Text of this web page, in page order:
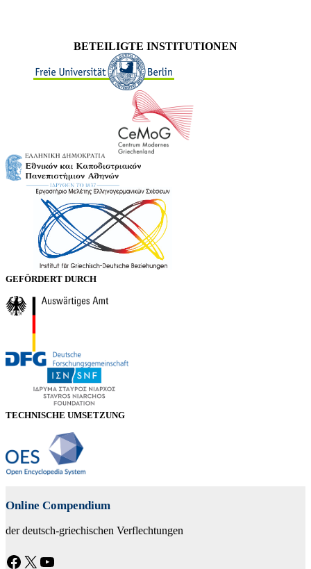
BETEILIGTE INSTITUTIONEN
GEFÖRDERT DURCH
TECHNISCHE UMSETZUNG
Online Compendium
der deutsch-griechischen Verflechtungen
Facebook X YouTube